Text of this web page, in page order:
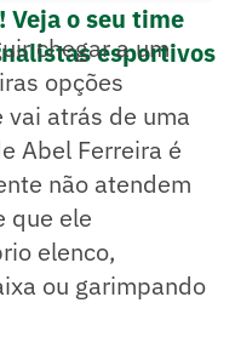
Veja o seu time
esportivos
chegar a um
opções
atrás de uma
Abel Ferreira é
não atendem
que ele
elenco,
ou garimpando